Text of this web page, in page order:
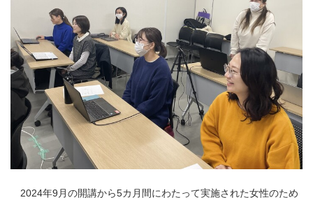
2024年9月の開講から5カ月間にわたって実施された女性のため